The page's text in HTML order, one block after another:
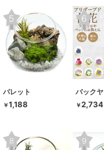
パレット
￥1,188 ￥2,734